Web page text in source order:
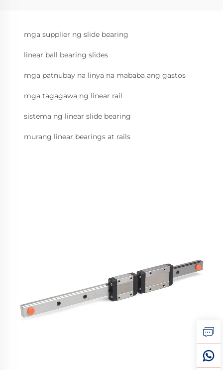
mga supplier ng slide bearing
linear ball bearing slides
mga patnubay na linya na mababa ang gastos
mga tagagawa ng linear rail
sistema ng linear slide bearing
murang linear bearings at rails